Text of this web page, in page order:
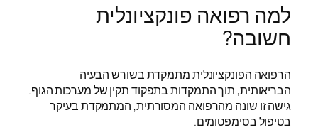
למה רפואה פונקציונלית
חשובה?
הרפואה הפונקציונלית מתמקדת בשורש הבעיה
הבריאותית, תוך התמקדות בתפקוד תקין של מערכות הגוף.
גישה זו שונה מהרפואה המסורתית, המתמקדת בעיקר
בטיפול בסימפטומים.